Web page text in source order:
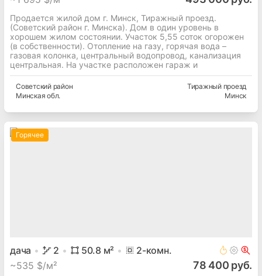
Продается жилой дом г. Минск, Тиражный проезд.
(Советский район г. Минска). Дом в один уровень в
хорошем жилом состоянии. Участок 5,55 соток огорожен
(в собственности). Отопление на газу, горячая вода –
газовая колонка, центральный водопровод, канализация
центральная. На участке расположен гараж и
Советскийрайон
Минская обл.
Тиражный проезд
Минск
Горячее
дача 2 50.8 м² 2-комн.
~535 $/м² 78 400 руб.